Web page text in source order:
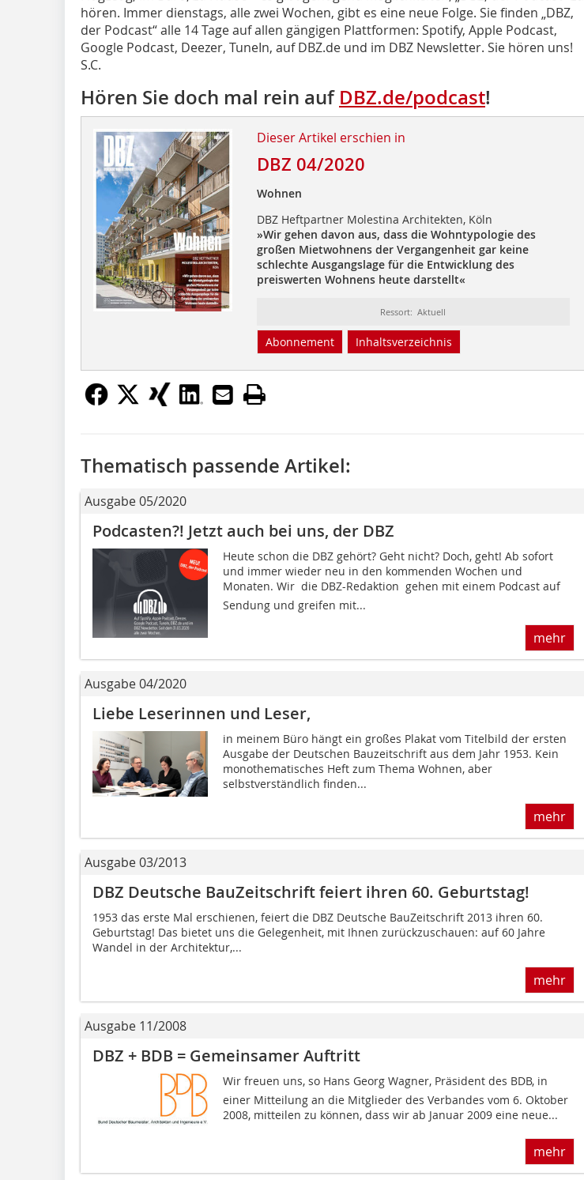
hören. Immer dienstags, alle zwei Wochen, gibt es eine neue Folge. Sie finden „DBZ,
der Podcast“ alle 14 Tage auf allen gängigen Plattformen: Spotify, Apple Podcast,
Google Podcast, Deezer, TuneIn, auf DBZ.de und im DBZ Newsletter. Sie hören uns!
S.C.
Hören Sie doch mal rein auf DBZ.de/podcast!
Dieser Artikel erschien in
DBZ 04/2020
Wohnen
DBZ Heftpartner Molestina Architekten, Köln
»Wir gehen davon aus, dass die Wohntypologie des
großen Mietwohnens der Vergangenheit gar keine
schlechte Ausgangslage für die Entwicklung des
preiswerten Wohnens heute darstellt«
Ressort: Aktuell
Abonnement Inhaltsverzeichnis
Thematisch passende Artikel:
Ausgabe 05/2020
Podcasten?! Jetzt auch bei uns, der DBZ
Heute schon die DBZ gehört? Geht nicht? Doch, geht! Ab sofort
und immer wieder neu in den kommenden Wochen und
Monaten. Wir  die DBZ-Redaktion  gehen mit einem Podcast auf
Sendung und greifen mit...
mehr
Ausgabe 04/2020
Liebe Leserinnen und Leser,
in meinem Büro hängt ein großes Plakat vom Titelbild der ersten
Ausgabe der Deutschen Bauzeitschrift aus dem Jahr 1953. Kein
monothematisches Heft zum Thema Wohnen, aber
selbstverständlich finden...
mehr
Ausgabe 03/2013
DBZ Deutsche BauZeitschrift feiert ihren 60. Geburtstag!
1953 das erste Mal erschienen, feiert die DBZ Deutsche BauZeitschrift 2013 ihren 60.
Geburtstag! Das bietet uns die Gelegenheit, mit Ihnen zurückzuschauen: auf 60 Jahre
Wandel in der Architektur,...
mehr
Ausgabe 11/2008
DBZ + BDB = Gemeinsamer Auftritt
Wir freuen uns, so Hans Georg Wagner, Präsident des BDB, in
einer Mitteilung an die Mitglieder des Verbandes vom 6. Oktober
2008, mitteilen zu können, dass wir ab Januar 2009 eine neue...
mehr